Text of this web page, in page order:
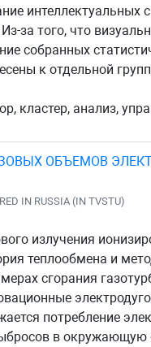
интеллектуальных
за того, что
собранных
к отдельной
кластер, анализ,
ОБЪЕМОВ
IN RUSSIA (IN TVSTU)
излучения
теплообмена и
сгорания
потребление
в окружающую